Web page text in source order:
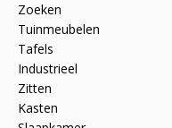
Zoeken
Tuinmeubelen
Tafels
Industrieel
Zitten
Kasten